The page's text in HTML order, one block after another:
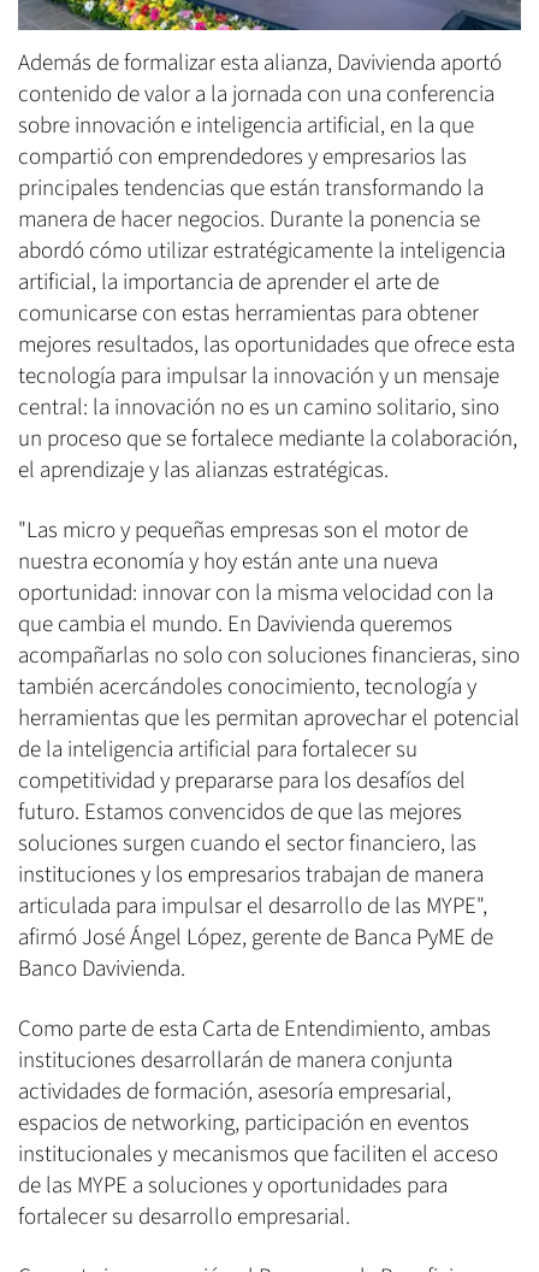
Además de formalizar esta alianza, Davivienda aportó
contenido de valor a la jornada con una conferencia
sobre innovación e inteligencia artificial, en la que
compartió con emprendedores y empresarios las
principales tendencias que están transformando la
manera de hacer negocios. Durante la ponencia se
abordó cómo utilizar estratégicamente la inteligencia
artificial, la importancia de aprender el arte de
comunicarse con estas herramientas para obtener
mejores resultados, las oportunidades que ofrece esta
tecnología para impulsar la innovación y un mensaje
central: la innovación no es un camino solitario, sino
un proceso que se fortalece mediante la colaboración,
el aprendizaje y las alianzas estratégicas.
"Las micro y pequeñas empresas son el motor de
nuestra economía y hoy están ante una nueva
oportunidad: innovar con la misma velocidad con la
que cambia el mundo. En Davivienda queremos
acompañarlas no solo con soluciones financieras, sino
también acercándoles conocimiento, tecnología y
herramientas que les permitan aprovechar el potencial
de la inteligencia artificial para fortalecer su
competitividad y prepararse para los desafíos del
futuro. Estamos convencidos de que las mejores
soluciones surgen cuando el sector financiero, las
instituciones y los empresarios trabajan de manera
articulada para impulsar el desarrollo de las MYPE",
afirmó José Ángel López, gerente de Banca PyME de
Banco Davivienda.
Como parte de esta Carta de Entendimiento, ambas
instituciones desarrollarán de manera conjunta
actividades de formación, asesoría empresarial,
espacios de networking, participación en eventos
institucionales y mecanismos que faciliten el acceso
de las MYPE a soluciones y oportunidades para
fortalecer su desarrollo empresarial.